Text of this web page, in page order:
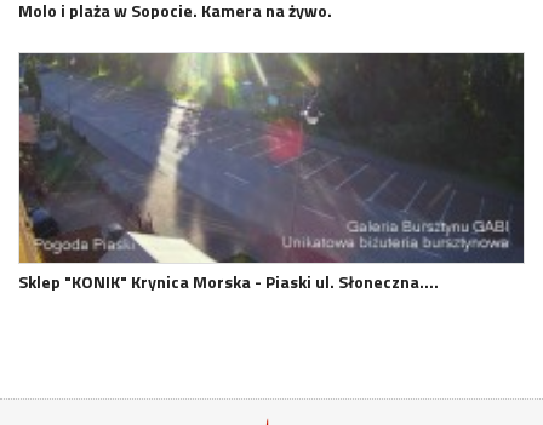
Molo i plaża w Sopocie. Kamera na żywo.
Sklep "KONIK" Krynica Morska - Piaski ul. Słoneczna.…